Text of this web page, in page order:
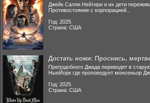
Джейк Салли Нейтири и их дети
Противостояние с корпорацией...
Год: 2025
Страна: США
Достать ножи: Проснись,
Преподобного Джада переводят в
НьюЙорк где проповедует монсеньор
Год: 2025
Страна: США